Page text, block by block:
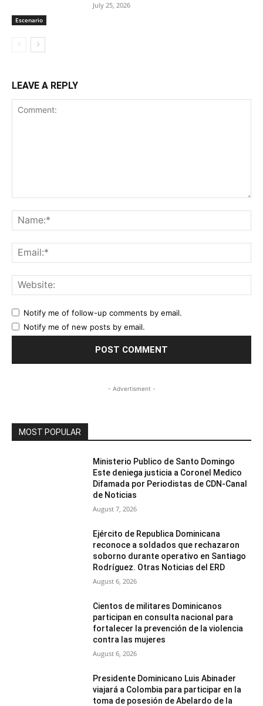
Escenario
July 25, 2026
LEAVE A REPLY
Notify me of follow-up comments by email.
Notify me of new posts by email.
- Advertisment -
MOST POPULAR
Ministerio Publico de Santo Domingo
Este deniega justicia a Coronel Medico
Difamada por Periodistas de CDN-Canal
de Noticias
August 7, 2026
Ejército de Republica Dominicana
reconoce a soldados que rechazaron
soborno durante operativo en Santiago
Rodríguez. Otras Noticias del ERD
August 6, 2026
Cientos de militares Dominicanos
participan en consulta nacional para
fortalecer la prevención de la violencia
contra las mujeres
August 6, 2026
Presidente Dominicano Luis Abinader
viajará a Colombia para participar en la
toma de posesión de Abelardo de la